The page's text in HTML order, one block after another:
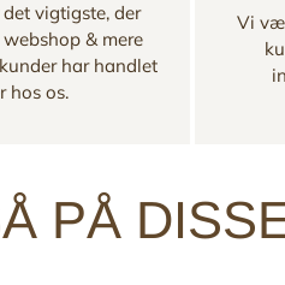
vigtigste, der
& mere
har handlet
hos os.
Vi
PÅ